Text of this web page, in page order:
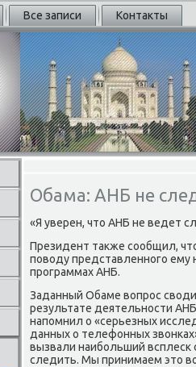
Все записи Контакты
Обама: АНБ не
«Я уверен, что АНБ не ведет
Президент также сообщил,
поводу представленного ему
программах АНБ.
Заданный Обаме вопрос
результате деятельности
напомнил о «серьезных
данных о телефонных
вызвали наибольший всплеск
следить. Мы принимаем это